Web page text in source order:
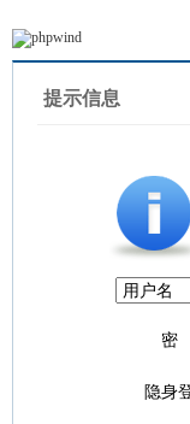
提示信息
密
隐身